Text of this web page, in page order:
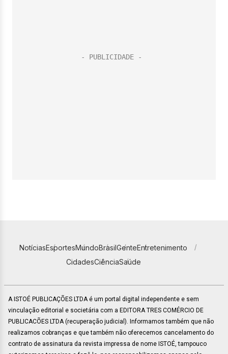
NotíciasEsportesMundoBrasilGenteEntretenimento
CidadesCiênciaSaúde
A ISTOÉ PUBLICAÇÕES LTDA é um portal digital independente e sem
vinculação editorial e societária com a EDITORA TRES COMÉRCIO DE
PUBLICACÕES LTDA (recuperação judicial). Informamos também que não
realizamos cobranças e que também não oferecemos cancelamento do
contrato de assinatura da revista impressa de nome ISTOÉ, tampouco